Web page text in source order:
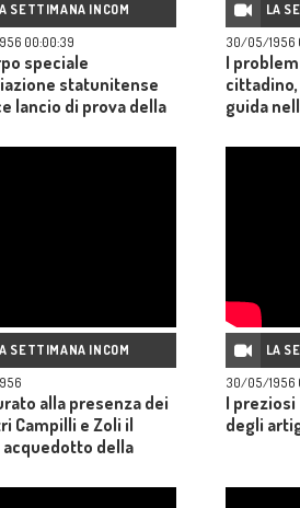
SETTIMANA INCOM
00:00:39
speciale
statunitense
lancio di prova della
LA
30/05/1956
I
guida
SETTIMANA INCOM
alla presenza dei
Campilli e Zoli il
acquedotto della
città di Cagliari.
LA
30/05/1956
I
degli